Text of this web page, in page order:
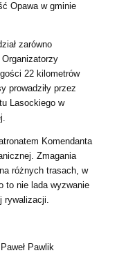
Opawa w gminie
zarówno
22 kilometrów
prowadziły przez
Lasockiego w
Komendanta
Zmagania
różnych trasach, w
to nie lada wyzwanie
rywalizacji.
Pawlik